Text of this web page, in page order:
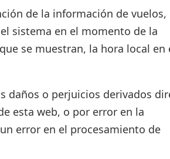
de la información de vuelos,
sistema en el momento de la
se muestran, la hora local en
daños o perjuicios derivados
esta web, o por error en la
error en el procesamiento de